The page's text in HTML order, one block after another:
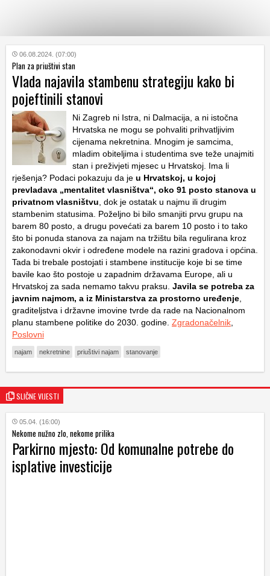
KATEGORIJE
HRVATSKI
WEB
06.08.2024. (07:00)
Plan za priuštivi stan
Vlada najavila stambenu strategiju kako bi
pojeftinili stanovi
Ni Zagreb ni Istra, ni Dalmacija, a ni istočna
Hrvatska ne mogu se pohvaliti prihvatljivim
cijenama nekretnina. Mnogim je samcima,
mladim obiteljima i studentima sve teže unajmiti
stan i preživjeti mjesec u Hrvatskoj. Ima li
rješenja? Podaci pokazuju da je u Hrvatskoj, u kojoj
prevladava „mentalitet vlasništva“, oko 91 posto stanova u
privatnom vlasništvu , dok je ostatak u najmu ili drugim
stambenim statusima. Poželjno bi bilo smanjiti prvu grupu na
barem 80 posto, a drugu povećati za barem 10 posto i to tako
što bi ponuda stanova za najam na tržištu bila regulirana kroz
zakonodavni okvir i određene modele na razini gradova i općina.
Tada bi trebale postojati i stambene institucije koje bi se time
bavile kao što postoje u zapadnim državama Europe, ali u
Hrvatskoj za sada nemamo takvu praksu. Javila se potreba za
javnim najmom, a iz Ministarstva za prostorno uređenje
graditeljstva i državne imovine tvrde da rade na Nacionalnom
planu stambene politike do 2030. godine. Zgradonačelnik
Poslovni
najam nekretnine priuštivi najam stanovanje
SLIČNE VIJESTI
05.04. (16:00)
Nekome nužno zlo, nekome prilika
Parkirno mjesto: Od komunalne potrebe do
isplative investicije